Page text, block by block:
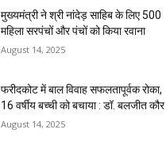
मुख्यमंत्री ने श्री नांदेड़ साहिब के लिए 500
महिला सरपंचों और पंचों को किया रवाना
August 14, 2025
फरीदकोट में बाल विवाह सफलतापूर्वक रोका,
16 वर्षीय बच्ची को बचाया : डॉ. बलजीत कौर
August 14, 2025